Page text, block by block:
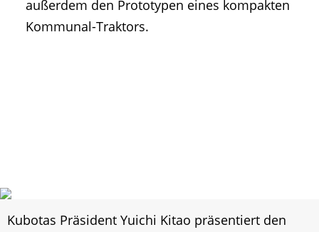
außerdem den Prototypen eines kompakten
Kommunal-Traktors.
Kubotas Präsident Yuichi Kitao präsentiert den